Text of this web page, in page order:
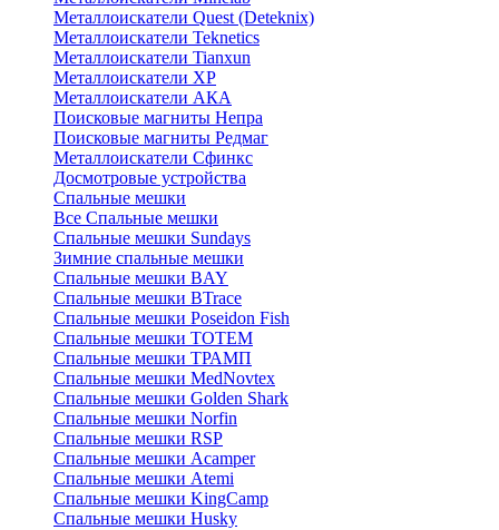
Металлоискатели Quest (Deteknix)
Металлоискатели Teknetics
Металлоискатели Tianxun
Металлоискатели XP
Металлоискатели АКА
Поисковые магниты Непра
Поисковые магниты Редмаг
Металлоискатели Сфинкс
Досмотровые устройства
Спальные мешки
Все Спальные мешки
Спальные мешки Sundays
Зимние спальные мешки
Спальные мешки BAY
Спальные мешки BTrace
Спальные мешки Poseidon Fish
Спальные мешки ТОТЕМ
Спальные мешки ТРАМП
Cпальные мешки MedNovtex
Спальные мешки Golden Shark
Спальные мешки Norfin
Спальные мешки RSP
Спальные мешки Acamper
Спальные мешки Atemi
Спальные мешки KingCamp
Спальные мешки Husky